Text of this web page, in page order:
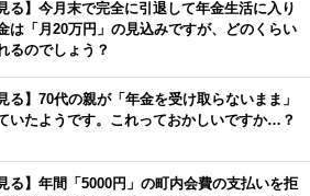
る】今月末で完全に引退して年金生活に入り
は「月20万円」の見込みですが、どのくらい
るのでしょう？
る】70代の親が「年金を受け取らないまま」
いたようです。これっておかしいですか…？
る】年間「5000円」の町内会費の支払いを拒